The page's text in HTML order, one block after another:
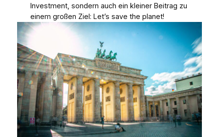
Investment, sondern auch ein kleiner Beitrag zu
einem großen Ziel: Let’s save the planet!